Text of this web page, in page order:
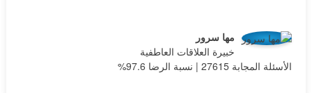
مها سرور
خبيرة العلاقات العاطفية
الأسئلة المجابة 27615 | نسبة الرضا 97.6%